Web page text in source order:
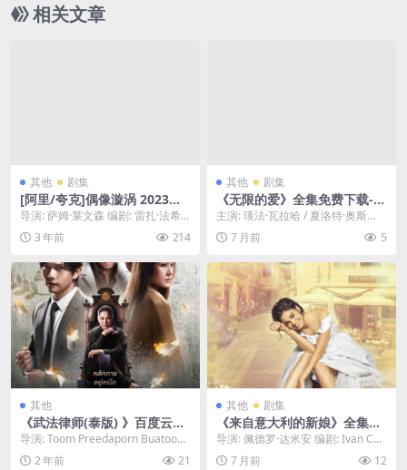
相关文章
其他 剧集
[阿里/夸克]偶像漩涡 2023
【更新01】HBO大尺度新剧
入围2023年戛纳电影节非竞赛
展映单元
导演: 萨姆·莱文森 编剧: 雷扎·法希
姆 / 萨姆·莱文森 / 威肯 主演: ...
3 年前 214
其他 剧集
《无限的爱》全集免费下载-2
026-同步更新收集 – 同性/奇
幻 – [TH][夸克网盘/百度网盘]
主演: 瑛法·瓦拉哈 / 夏洛特·奥斯
汀 / 玛琳·赛林 / Mint Kitt...
7 月前 5
其他
《武法律师(泰版) 》百度云网
盘下载.阿里云盘.泰语中字.(20
24)
导演: Toom Preedaporn Buatoom
资源下载：武法律师(泰版...
2 年前 21
其他 剧集
《来自意大利的新娘》全集下
载-2025-1080P秒开无压力 –
爱情/剧情 – [MX][夸克]
导演: 佩德罗·达米安 编剧: Ivan Cue
vas 资源下载：来自意大利的新...
7 月前 12